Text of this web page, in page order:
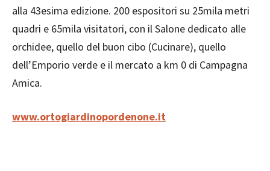
alla 43esima edizione. 200 espositori su 25mila metri
quadri e 65mila visitatori, con il Salone dedicato alle
orchidee, quello del buon cibo (Cucinare), quello
dell’Emporio verde e il mercato a km 0 di Campagna
Amica.
www.ortogiardinopordenone.it